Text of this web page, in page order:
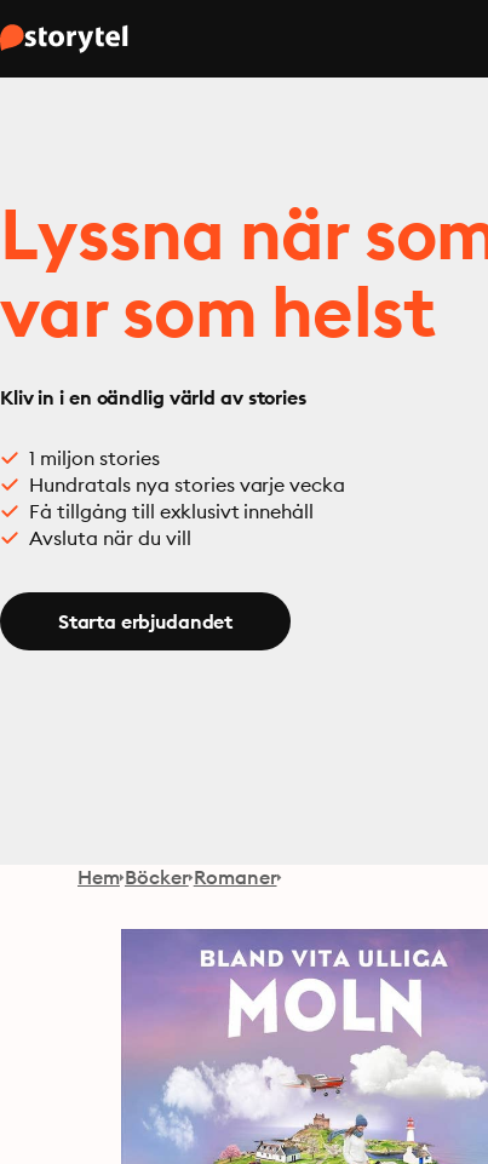
Lyssna när
var som helst
Kliv in i en oändlig värld av stories
1 miljon stories
Hundratals nya stories varje vecka
Få tillgång till exklusivt innehåll
Avsluta när du vill
Starta erbjudandet
Hem Böcker Romaner